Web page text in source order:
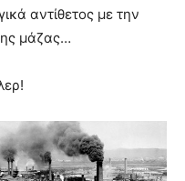
αντίθετος με την
μάζας…